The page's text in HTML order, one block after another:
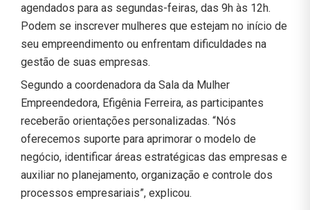
agendados para as segundas-feiras, das 9h às 12h.
Podem se inscrever mulheres que estejam no início de
seu empreendimento ou enfrentam dificuldades na
gestão de suas empresas.
Segundo a coordenadora da Sala da Mulher
Empreendedora, Efigênia Ferreira, as participantes
receberão orientações personalizadas. “Nós
oferecemos suporte para aprimorar o modelo de
negócio, identificar áreas estratégicas das empresas e
auxiliar no planejamento, organização e controle dos
processos empresariais”, explicou.